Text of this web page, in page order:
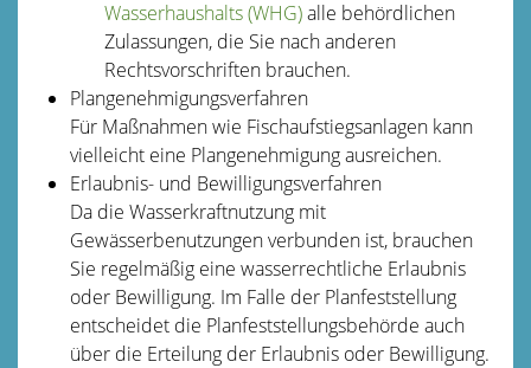
Wasserhaushalts (WHG)alle behördlichen
Zulassungen, die Sie nach anderen
Rechtsvorschriften brauchen.
Plangenehmigungsverfahren
Für Maßnahmen wie Fischaufstiegsanlagen kann
vielleicht eine Plangenehmigung ausreichen.
Erlaubnis- und Bewilligungsverfahren
Da die Wasserkraftnutzung mit
Gewässerbenutzungen verbunden ist, brauchen
Sie regelmäßig eine wasserrechtliche Erlaubnis
oder Bewilligung. Im Falle der Planfeststellung
entscheidet die Planfeststellungsbehörde auch
über die Erteilung der Erlaubnis oder Bewilligung.